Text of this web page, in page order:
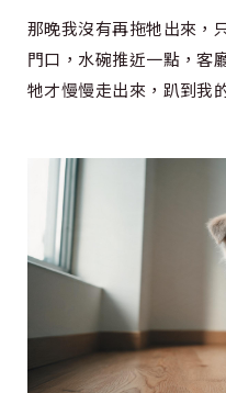
那晚我沒有再拖牠出來，
門口，水碗推近一點，客
牠才慢慢走出來，趴到我